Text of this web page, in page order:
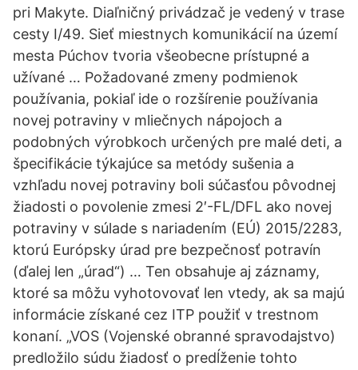
pri Makyte. Diaľničný privádzač je vedený v trase
cesty I/49. Sieť miestnych komunikácií na území
mesta Púchov tvoria všeobecne prístupné a
užívané … Požadované zmeny podmienok
používania, pokiaľ ide o rozšírenie používania
novej potraviny v mliečnych nápojoch a
podobných výrobkoch určených pre malé deti, a
špecifikácie týkajúce sa metódy sušenia a
vzhľadu novej potraviny boli súčasťou pôvodnej
žiadosti o povolenie zmesi 2′-FL/DFL ako novej
potraviny v súlade s nariadením (EÚ) 2015/2283,
ktorú Európsky úrad pre bezpečnosť potravín
(ďalej len „úrad“) … Ten obsahuje aj záznamy,
ktoré sa môžu vyhotovovať len vtedy, ak sa majú
informácie získané cez ITP použiť v trestnom
konaní. „VOS (Vojenské obranné spravodajstvo)
predložilo súdu žiadosť o predĺženie tohto